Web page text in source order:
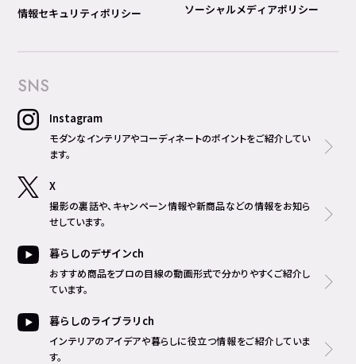
情報セキュリティポリシー
ソーシャルメディアポリシー
SNS
Instagram
モダンなインテリアやコーディネートのポイントをご紹介してい
ます。
X
撮影の裏話や、キャンペーン情報や新商品などの情報をお知ら
せしています。
暮らしのデザインch
おすすめ商品をプロの目線の動画形式で分かりやすくご紹介し
ています。
暮らしのライブラリch
インテリアのアイデアや暮らしに役立つ情報をご紹介していま
す。